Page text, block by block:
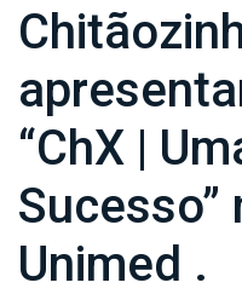
“ChX |
Sucesso”
Unimed .